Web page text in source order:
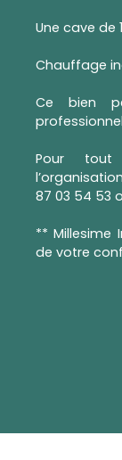
Une cave de
Chauffage
Ce bien
Pour tout
87 03 54 53
** Millesime
de votre